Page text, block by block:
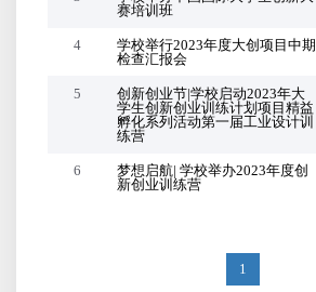
赛培训班
4
学校举行2023年度大创项目中期
检查汇报会
5
创新创业节|学校启动2023年大
学生创新创业训练计划项目精益
孵化系列活动第一届工业设计训
练营
6
梦想启航| 学校举办2023年度创
新创业训练营
1